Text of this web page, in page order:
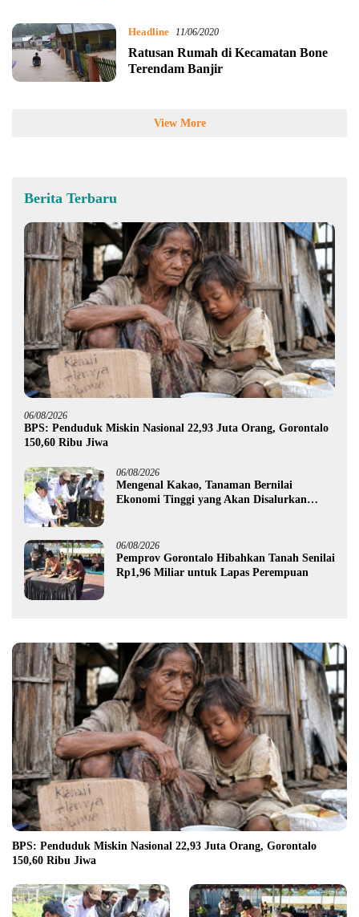
Headline 11/06/2020
Ratusan Rumah di Kecamatan Bone
Terendam Banjir
View More
Berita Terbaru
06/08/2026
BPS: Penduduk Miskin Nasional 22,93 Juta Orang, Gorontalo
150,60 Ribu Jiwa
06/08/2026
Mengenal Kakao, Tanaman Bernilai
Ekonomi Tinggi yang Akan Disalurkan
06/08/2026
Pemprov Gorontalo Hibahkan Tanah Senilai
Rp1,96 Miliar untuk Lapas Perempuan
BPS: Penduduk Miskin Nasional 22,93 Juta Orang, Gorontalo
150,60 Ribu Jiwa